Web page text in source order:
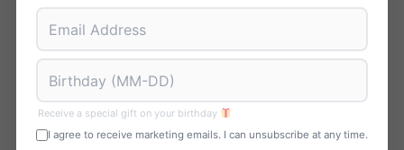
Receive a special gift on your birthday
I agree to receive marketing emails. I can unsubscribe at any time.